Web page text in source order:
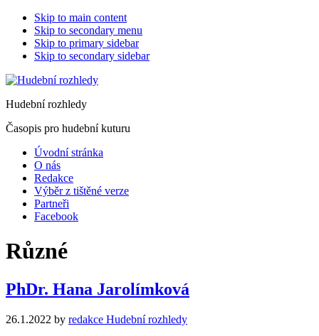
Skip to main content
Skip to secondary menu
Skip to primary sidebar
Skip to secondary sidebar
Hudební rozhledy
Časopis pro hudební kuturu
Úvodní stránka
O nás
Redakce
Výběr z tištěné verze
Partneři
Facebook
Různé
PhDr. Hana Jarolímková
26.1.2022 by redakce Hudební rozhledy